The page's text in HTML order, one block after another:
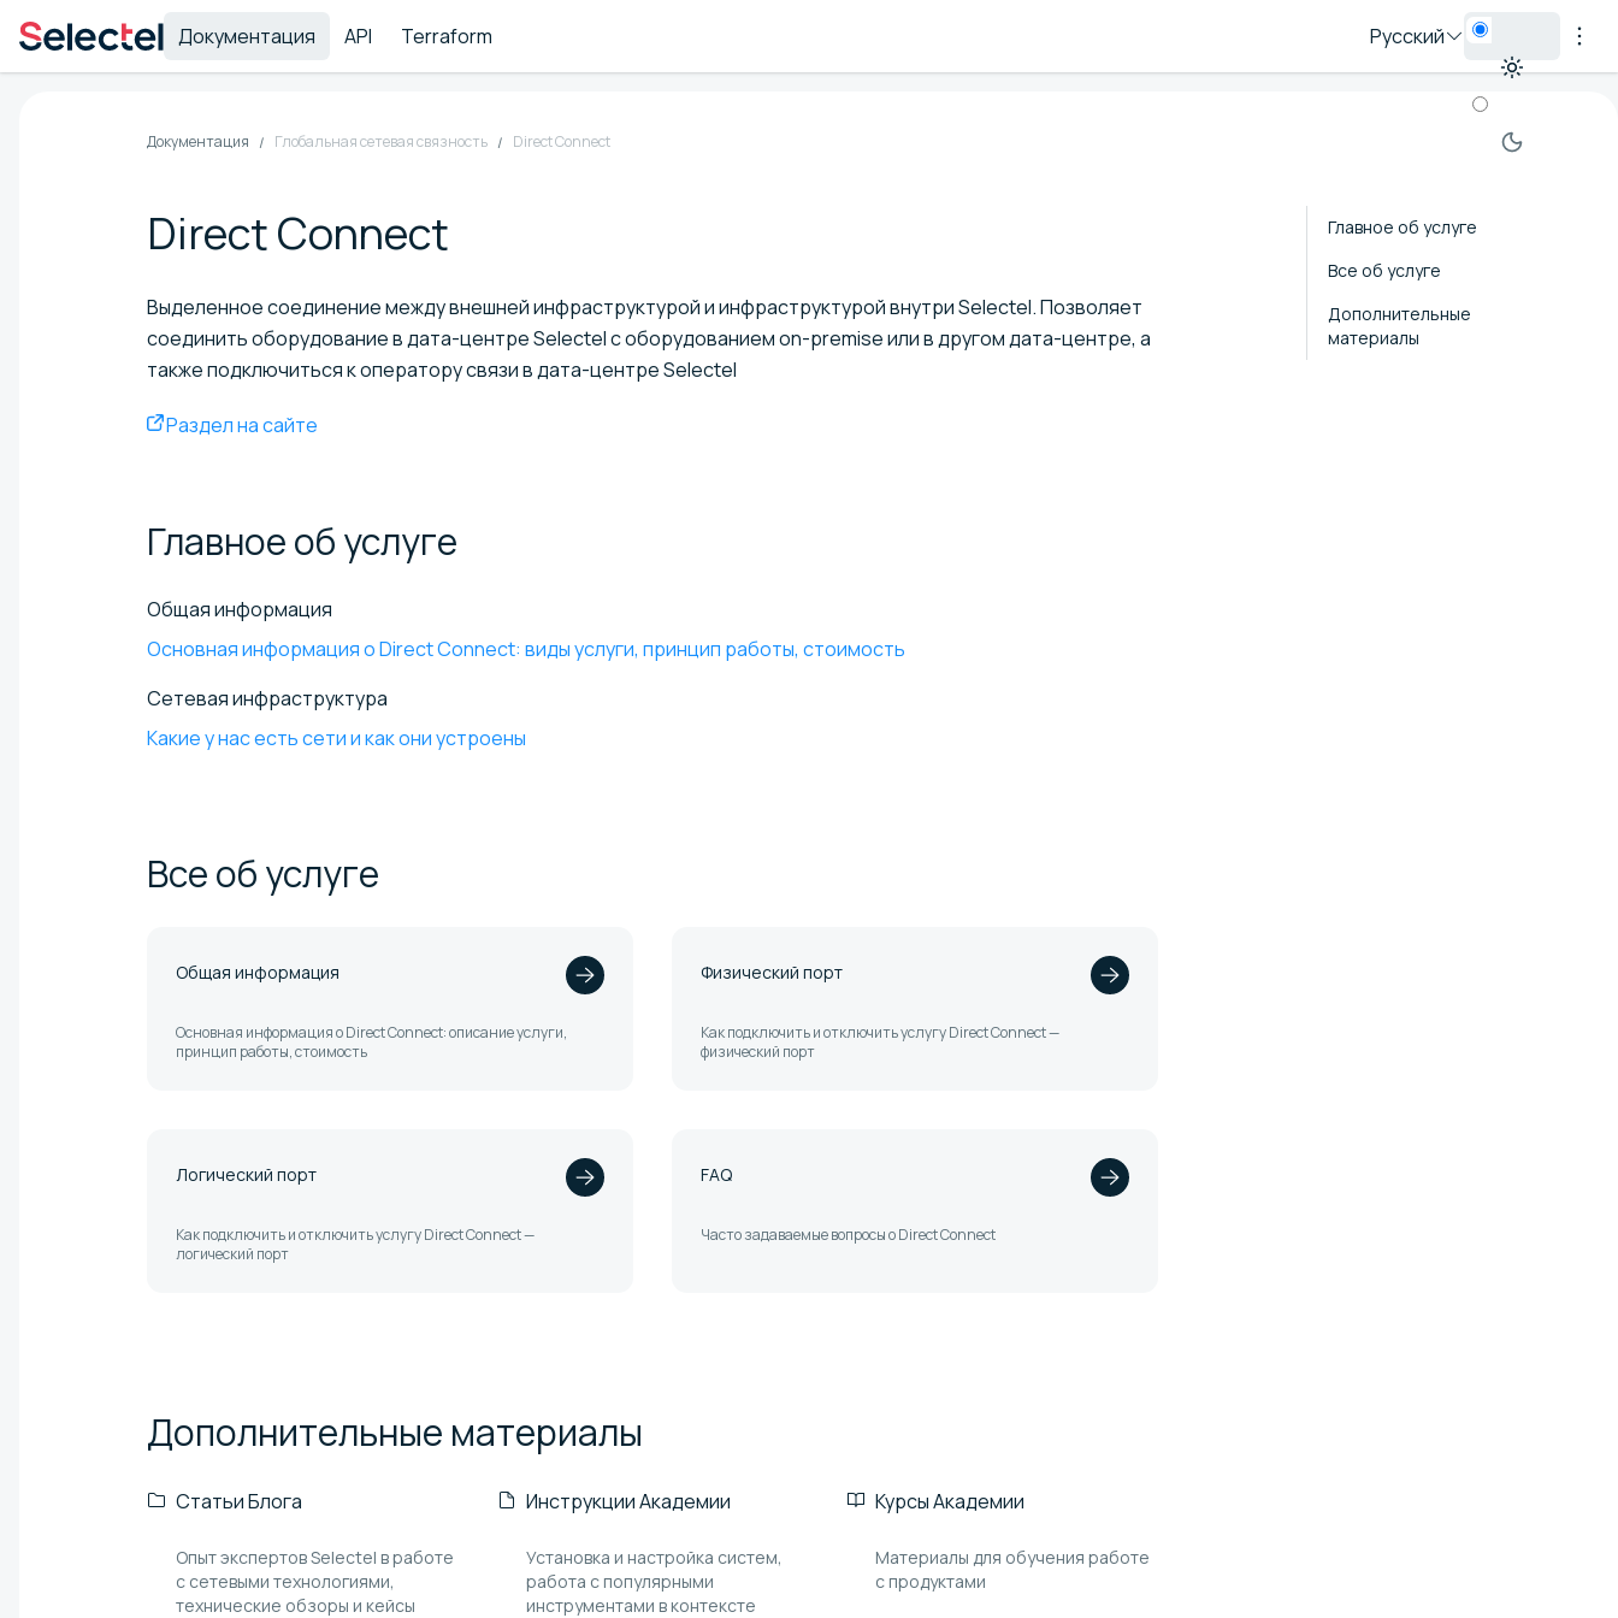
Документация API Terraform Русский
Документация Глобальная сетевая связность Direct Connect
Direct Connect
Выделенное соединение между внешней инфраструктурой и инфраструктурой внутри Selectel. Позволяет
соединить оборудование в дата-центре Selectel с оборудованием on-premiseили в другом дата-центре, а
также подключиться к оператору связи в дата-центре Selectel
Раздел на сайте
Главное обуслуге
Общая информация
Основная информация о Direct Connect: виды услуги, принцип работы, стоимость
Сетевая инфраструктура
Какие у нас есть сети и как они устроены
Все обуслуге
Общая информация
Основная информация о Direct Connect: описание услуги,
принцип работы, стоимость
Физический порт
Как подключить и отключить услугу Direct Connect —
физический порт
Логический порт
Как подключить и отключить услугу Direct Connect —
логический порт
FAQ
Часто задаваемые вопросы о Direct Connect
Дополнительные материалы
Статьи Блога
Опыт экспертов Selectel в работе
с сетевыми технологиями,
технические обзоры и кейсы
Инструкции Академии
Установка и настройка систем,
работа с популярными
инструментами в контексте
Курсы Академии
Материалы для обучения работе
с продуктами
Главное об услуге
Все об услуге
Дополнительные
материалы